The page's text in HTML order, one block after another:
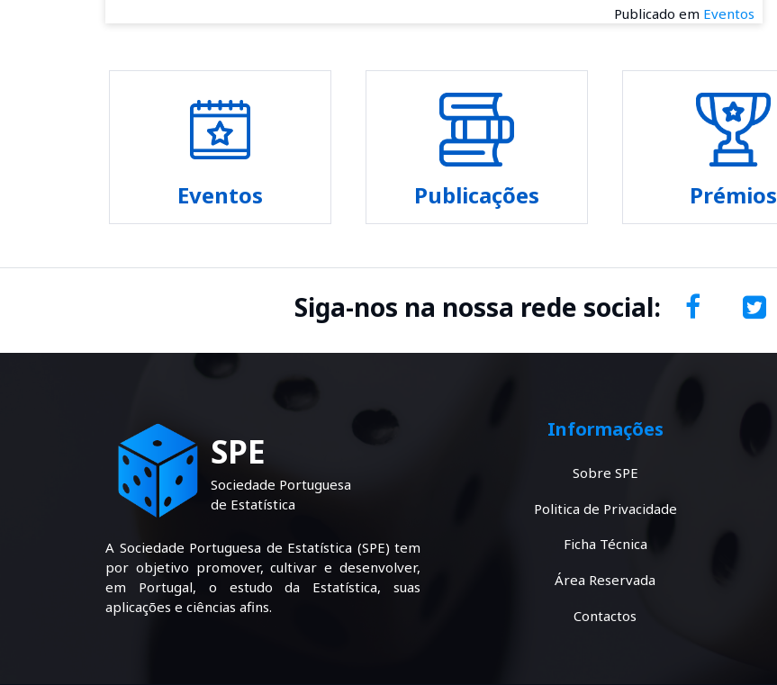
Publicado em Eventos
Eventos Publicações Prémios
Siga-nos na nossa rede social:
SPE
Sociedade Portuguesa
de Estatística
A Sociedade Portuguesa de Estatística (SPE) tem
por objetivo promover, cultivar e desenvolver,
em Portugal, o estudo da Estatística, suas
aplicações e ciências afins.
Informações
Sobre SPE
Politica de Privacidade
Ficha Técnica
Área Reservada
Contactos